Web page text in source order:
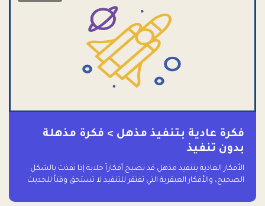
فكرة عادية بتنفيذ مذهل > فكرة مذهلة
بدون تنفيذ
الأفكار العادية بتنفيذ مذهل قد تصبح أفكاراً خلابة إذا نُفذت بالشكل
الصحيح، والأفكار العبقرية التي تفتقر للتنفيذ لا تستحق وقتاً للحديث